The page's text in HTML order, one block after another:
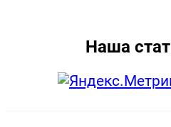
Наша